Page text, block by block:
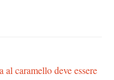
al caramello deve essere